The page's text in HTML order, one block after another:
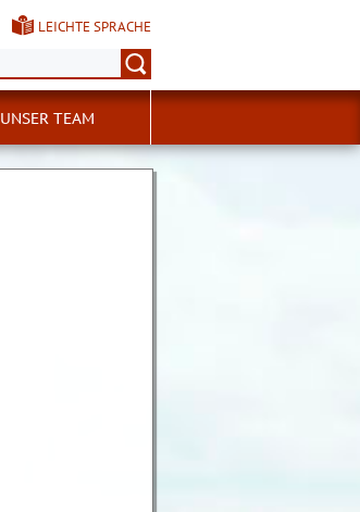
LEICHTE SPRACHE
UNSER TEAM